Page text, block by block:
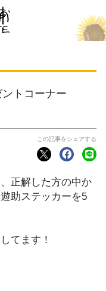
ントコーナー
正解した方の中か
助ステッカーを5
てます！